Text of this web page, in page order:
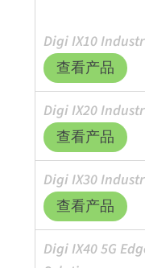
查看产品
查看产品
查看产品